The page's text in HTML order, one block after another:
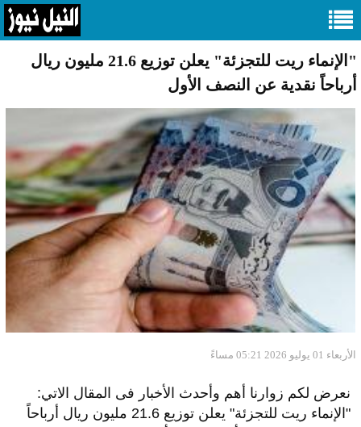
"الإنماء ريت للتجزئة" يعلن توزيع 21.6 مليون ريال
أرباحاً نقدية عن النصف الأول
الأربعاء 01 يوليو 2026 05:21 مساءً
نعرض لكم زوارنا أهم وأحدث الأخبار فى المقال الاتي:
"الإنماء ريت للتجزئة" يعلن توزيع 21.6 مليون ريال أرباحاً